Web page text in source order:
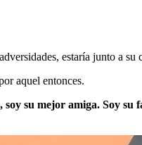
estaría junto a su
aquel entonces.
soy su mejor amiga. Soy